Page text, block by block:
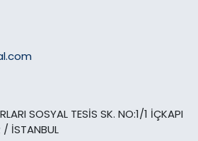
SOSYAL TESİS SK. NO:1/1 İÇKAPI
/ İSTANBUL